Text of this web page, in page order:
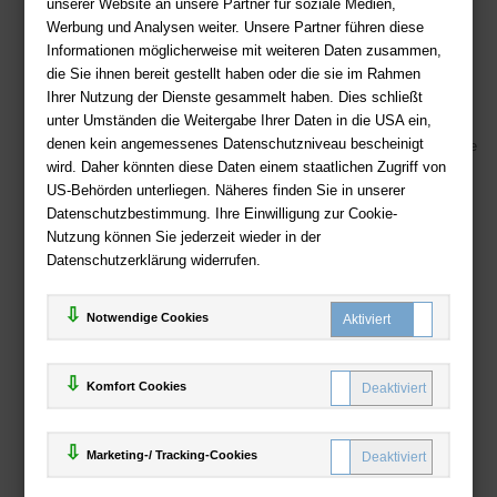
unserer Website an unsere Partner für soziale Medien,
Werbung und Analysen weiter. Unsere Partner führen diese
Informationen möglicherweise mit weiteren Daten zusammen,
die Sie ihnen bereit gestellt haben oder die sie im Rahmen
Ihrer Nutzung der Dienste gesammelt haben. Dies schließt
unter Umständen die Weitergabe Ihrer Daten in die USA ein,
denen kein angemessenes Datenschutzniveau bescheinigt
wird. Daher könnten diese Daten einem staatlichen Zugriff von
US-Behörden unterliegen. Näheres finden Sie in unserer
Datenschutzbestimmung. Ihre Einwilligung zur Cookie-
Nutzung können Sie jederzeit wieder in der
Datenschutzerklärung widerrufen.
Notwendige Cookies
Komfort Cookies
Marketing-/ Tracking-Cookies
Telefon: +49 (0)511 - 982 684 41
Ihre Vorteile bei uns
Kostenloser Versand ab 36,- EUR Bestellwert
Sicherer Online Shop und Zahlung mit SSL-Verschlüsselung
Viele Zahlungsmethoden wie PayPal, Amazon Payment, Vorkasse
Zahlweisen